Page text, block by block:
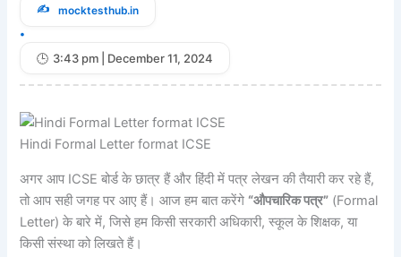
mocktesthub.in
•
3:43 pm | December 11, 2024
Hindi Formal Letter format ICSE
अगर आप ICSE बोर्ड के छात्र हैं और हिंदी में पत्र लेखन की तैयारी कर रहे हैं,
तो आप सही जगह पर आए हैं। आज हम बात करेंगे “औपचारिक पत्र” (Formal
Letter) के बारे में, जिसे हम किसी सरकारी अधिकारी, स्कूल के शिक्षक, या
किसी संस्था को लिखते हैं।